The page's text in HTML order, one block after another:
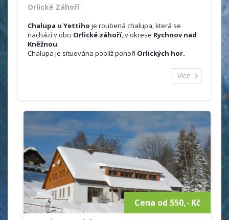
Orlické Záhoří
Chalupa u Yettiho je roubená chalupa, která se
nachází v obci Orlické záhoří, v okrese Rychnov nad
Kněžnou.
Chalupa je situována poblíž pohoří Orlických hor.
Celková kapacita objektu je 10 lůžek ve 3 ložnicích.
2x čtyřlůžkové ložnice + 1x dvoulůžková ložnice
sociální zařízení v přízemí (sprchový kout,
toaleta), 1x toaleta v první patře
vytápění krbovými kamny
plně vybavená kuchyně (nádobí, mikrovlná
trouba, varná konvice, trouba, lednice s
mrazákem, touster)
jídelní kout
satelitní televizor
Více
Cena od 550,- Kč